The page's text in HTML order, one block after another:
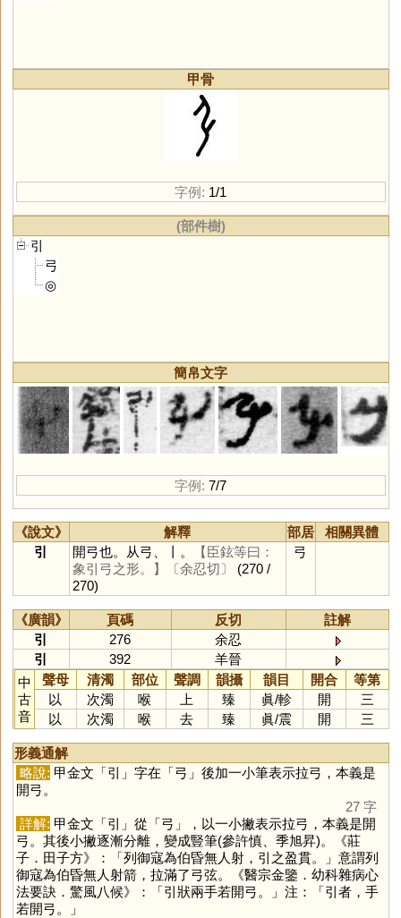
甲骨
字例: 1/1
(部件樹)
引
弓
◎
簡帛文字
字例: 7/7
《說文》 解釋 部居
相關異體
引
開弓也。从弓、丨。
【臣鉉等曰：
象引弓之形。】
〔余忍切〕
(270 /
270)
弓
《廣韻》 頁碼 反切
註解
引
276
余忍
引
392
羊晉
中
古
音
聲母 清濁 部位 聲調 韻攝 韻目 開合
等第
以
次濁 喉 上 臻 眞/軫 開
三
以
次濁 喉 去 臻 眞/震 開 三
形義通解
略說: 甲金文「引 」字在「弓 」後加一小筆表示拉弓，本義是
開弓。
27 字
詳解: 甲金文「引 」從「弓 」，以一小撇表示拉弓，本義是開
弓。其後小撇逐漸分離，變成豎筆(參許慎、季旭昇)。《莊
子．田子方》：「列御寇為伯昏無人射，引之盈貫。」意謂列
御寇為伯昏無人射箭，拉滿了弓弦。《醫宗金鑒．幼科雜病心
法要訣．驚風八候》：「引狀兩手若開弓。」注：「引者，手
若開弓。」